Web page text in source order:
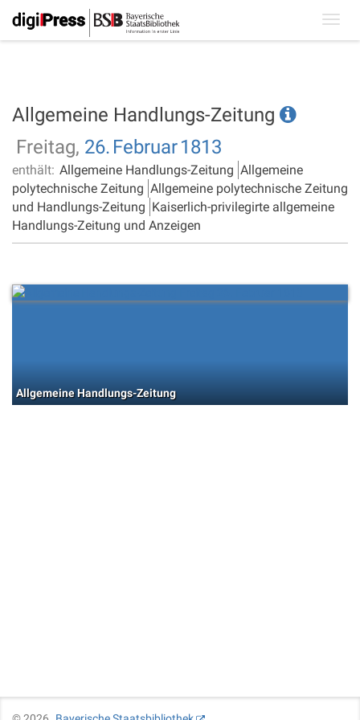
Allgemeine Handlungs-Zeitung
Freitag, 26. Februar1813
enthält: Allgemeine Handlungs-Zeitung Allgemeine
polytechnische Zeitung Allgemeine polytechnische Zeitung
und Handlungs-Zeitung Kaiserlich-privilegirte allgemeine
Handlungs-Zeitung und Anzeigen
Allgemeine Handlungs-Zeitung